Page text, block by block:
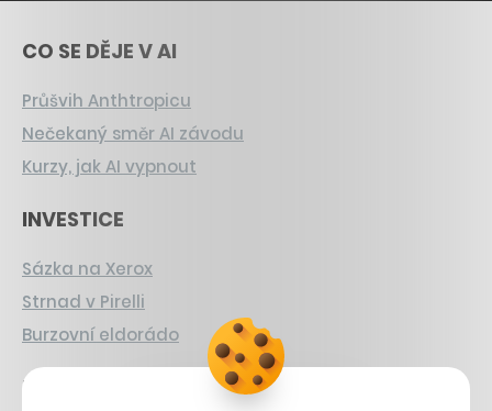
CO SE DĚJE V AI
Průšvih Anthtropicu
Nečekaný směr AI závodu
Kurzy, jak AI vypnout
INVESTICE
Sázka na Xerox
Strnad v Pirelli
Burzovní eldorádo
PŘÍBĚHY Z GASTRA